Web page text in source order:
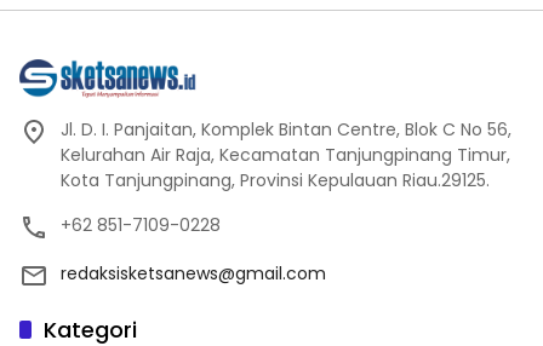
Jl. D. I. Panjaitan, Komplek Bintan Centre, Blok C No 56,
Kelurahan Air Raja, Kecamatan Tanjungpinang Timur,
Kota Tanjungpinang, Provinsi Kepulauan Riau.29125.
+62 851-7109-0228
redaksisketsanews@gmail.com
Kategori